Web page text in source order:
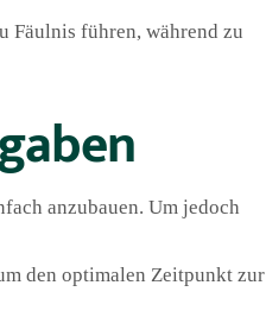
Fäulnis führen, während zu
anzubauen. Um jedoch
den optimalen Zeitpunkt zur